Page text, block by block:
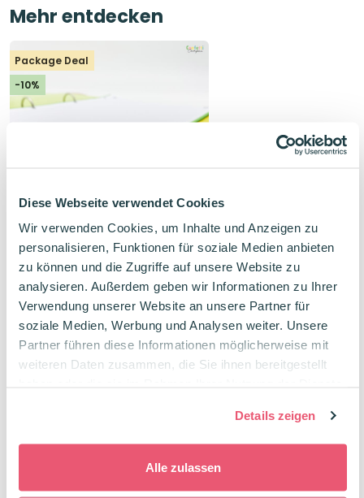
Diese Webseite verwendet Cookies
Wir verwenden Cookies, um Inhalte und Anzeigen zu
personalisieren, Funktionen für soziale Medien anbieten
zu können und die Zugriffe auf unsere Website zu
analysieren. Außerdem geben wir Informationen zu Ihrer
Verwendung unserer Website an unsere Partner für
soziale Medien, Werbung und Analysen weiter. Unsere
Partner führen diese Informationen möglicherweise mit
weiteren Daten zusammen, die Sie ihnen bereitgestellt
Details zeigen
Alle zulassen
Mehr entdecken
Package Deal
-10%
Gefülltes Ringbuch mit
Register und Einlagen
Ringbuch mit Einlagen
Farben deiner Wahl
Ursprünglicher
Preis
11,48 Aktueller
Preis